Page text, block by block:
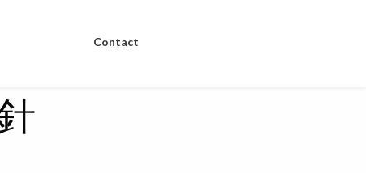
Contact